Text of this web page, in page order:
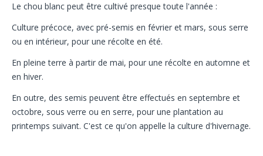
Le chou blanc peut être cultivé presque toute l'année :
Culture précoce, avec pré-semis en février et mars, sous serre
ou en intérieur, pour une récolte en été.
En pleine terre à partir de mai, pour une récolte en automne et
en hiver.
En outre, des semis peuvent être effectués en septembre et
octobre, sous verre ou en serre, pour une plantation au
printemps suivant. C'est ce qu'on appelle la culture d'hivernage.